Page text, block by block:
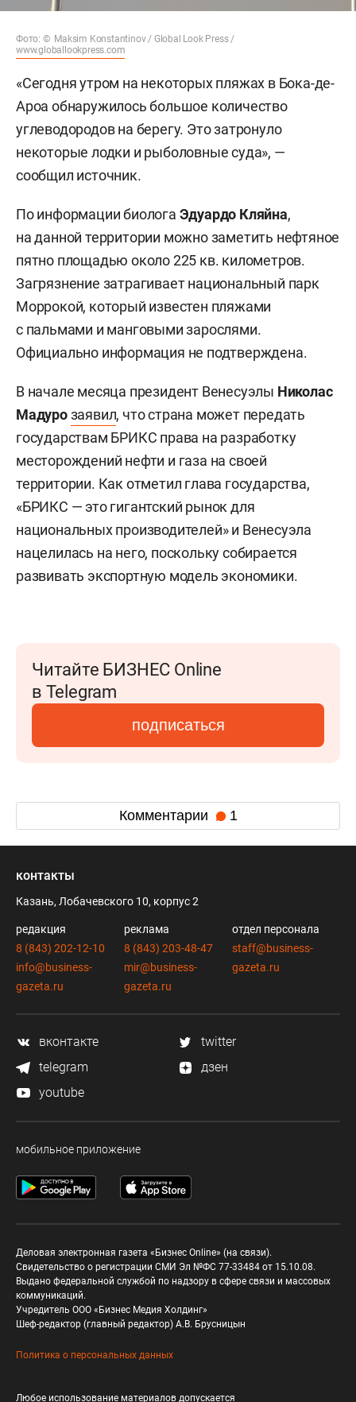
Фото: © Maksim Konstantinov / Global Look Press /
www.globallookpress.com
«Сегодня утром на некоторых пляжах в Бока-де-
Ароа обнаружилось большое количество
углеводородов на берегу. Это затронуло
некоторые лодки и рыболовные суда», —
сообщил источник.
По информации биолога Эдуардо Кляйна,
на данной территории можно заметить нефтяное
пятно площадью около 225 кв. километров.
Загрязнение затрагивает национальный парк
Моррокой, который известен пляжами
с пальмами и манговыми зарослями.
Официально информация не подтверждена.
В начале месяца президент Венесуэлы Николас
Мадурозаявил, что страна может передать
государствам БРИКС права на разработку
месторождений нефти и газа на своей
территории. Как отметил глава государства,
«БРИКС — это гигантский рынок для
национальных производителей» и Венесуэла
нацелилась на него, поскольку собирается
развивать экспортную модель экономики.
Читайте БИЗНЕС Online
в Telegram
подписаться
Комментарии 1
контакты
Казань, Лобачевского 10, корпус 2
редакция
8 (843) 202-12-10
info@business-
gazeta.ru
реклама
8 (843) 203-48-47
mir@business-
gazeta.ru
отдел персонала
staff@business-
gazeta.ru
вконтакте
twitter
telegram
дзен
youtube
мобильное приложение
Деловая электронная газета «Бизнес Online» (на связи).
Свидетельство о регистрации СМИ Эл №ФС 77-33484 от 15.10.08.
Выдано федеральной службой по надзору в сфере связи и массовых
коммуникаций.
Учредитель ООО «Бизнес Медия Холдинг»
Шеф-редактор (главный редактор) А.В. Брусницын
Политика о персональных данных
Любое использование материалов допускается